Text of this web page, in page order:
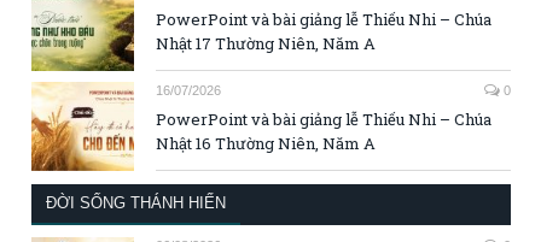
PowerPoint và bài giảng lễ Thiếu Nhi – Chúa
Nhật 17 Thường Niên, Năm A
16/07/2026 0
PowerPoint và bài giảng lễ Thiếu Nhi – Chúa
Nhật 16 Thường Niên, Năm A
ĐỜI SỐNG THÁNH HIẾN